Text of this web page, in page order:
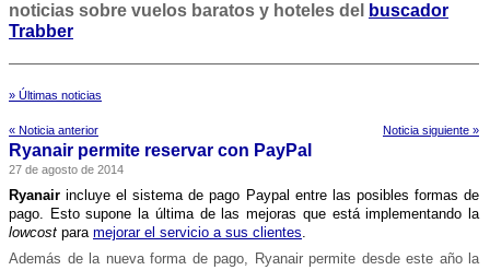
noticias sobre vuelos baratos y hoteles del
buscador
Trabber
» Últimas noticias
« Noticia anterior Noticia siguiente »
Ryanair permite reservar con PayPal
27 de agosto de 2014
Ryanair incluye el sistema de pago Paypal entre las posibles formas de
pago. Esto supone la última de las mejoras que está implementando la
lowcost para mejorar el servicio a sus clientes.
Además de la nueva forma de pago, Ryanair permite desde este año la